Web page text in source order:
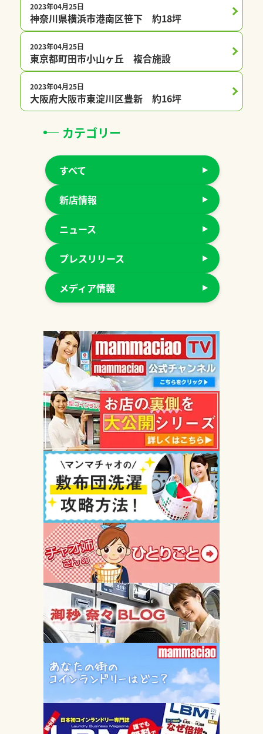
2023年04月25日
神奈川県横浜市港南区笹下 約18坪
2023年04月25日
東京都町田市小山ヶ丘 複合施設
2023年04月25日
大阪府大阪市東淀川区豊新 約16坪
カテゴリー
すべて
新店情報
ニュース
プレスリリース
メディア情報